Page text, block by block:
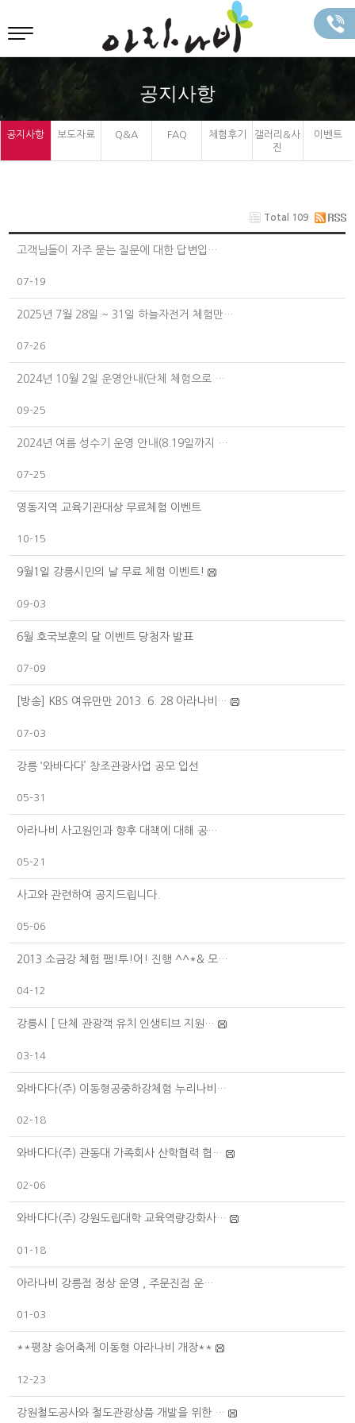
공지사항
공지사항 보도자료 Q&A FAQ 체험후기
갤러리&사
진
이벤트
Total 109
고객님들이 자주 묻는 질문에 대한 답변입…
07-19
2025년 7월 28일 ~ 31일 하늘자전거 체험만…
07-26
2024년 10월 2일 운영안내(단체 체험으로 …
09-25
2024년 여름 성수기 운영 안내(8.19일까지 …
07-25
영동지역 교육기관대상 무료체험 이벤트
10-15
9월1일 강릉시민의 날 무료 체험 이벤트!
09-03
6월 호국보훈의 달 이벤트 당첨자 발표
07-09
[방송] KBS 여유만만 2013. 6. 28 아라나비…
07-03
강릉 ‘와바다다’ 창조관광사업 공모 입선
05-31
아라나비 사고원인과 향후 대책에 대해 공…
05-21
사고와 관련하여 공지드립니다.
05-06
2013 소금강 체험 팸!투!어! 진행 ^^*& 모…
04-12
강릉시 [ 단체 관광객 유치 인생티브 지원…
03-14
와바다다(주) 이동형공중하강체험 누리나비…
02-18
와바다다(주) 관동대 가족회사 산학협력 협…
02-06
와바다다(주) 강원도립대학 교육역량강화사…
01-18
아라나비 강릉점 정상 운영 , 주문진점 운…
01-03
**평창 송어축제 이동형 아라나비 개장**
12-23
강원철도공사와 철도관광상품 개발을 위한 …